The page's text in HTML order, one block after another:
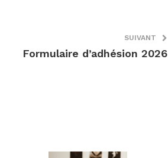
SUIVANT
Formulaire d’adhésion 2026